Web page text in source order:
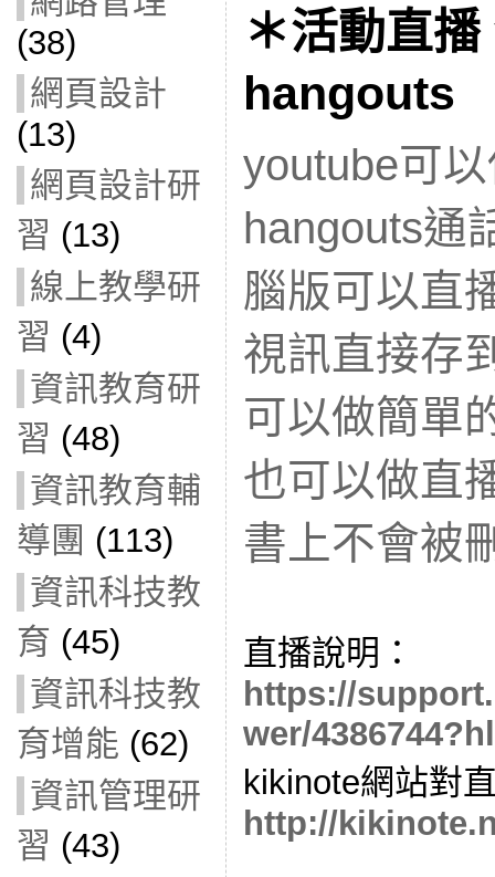
(38)
網頁設計
(13)
網頁設計研
習 (13)
線上教學研
習 (4)
資訊教育研
習 (48)
資訊教育輔
導團 (113)
資訊科技教
育 (45)
資訊科技教
育增能 (62)
資訊管理研
習 (43)
＊活動直
hangouts
youtube可
hangouts通
腦版可以直
視訊直接存
可以做簡單
也可以做直
書上不會被
直播說明：
https://
wer/
kikinote網站對
http://